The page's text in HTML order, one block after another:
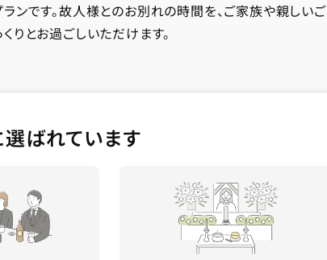
ンです。故人様とのお別れの時間を、ご家族や親しいご
りとお過ごしいただけます。
ばれています